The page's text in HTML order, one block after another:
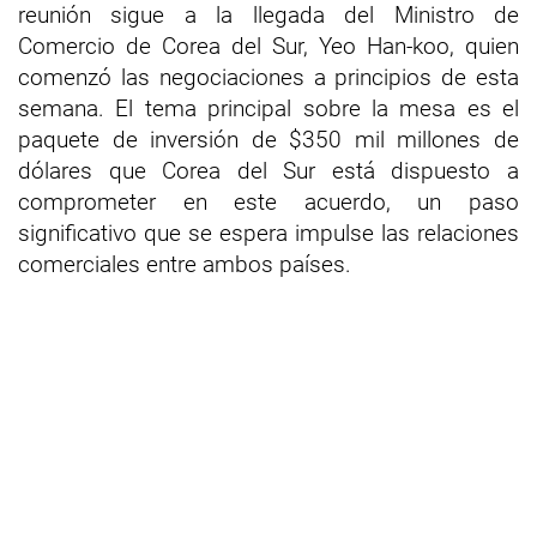
reunión sigue a la llegada del Ministro de
Comercio de Corea del Sur, Yeo Han-koo, quien
comenzó las negociaciones a principios de esta
semana. El tema principal sobre la mesa es el
paquete de inversión de $350 mil millones de
dólares que Corea del Sur está dispuesto a
comprometer en este acuerdo, un paso
significativo que se espera impulse las relaciones
comerciales entre ambos países.